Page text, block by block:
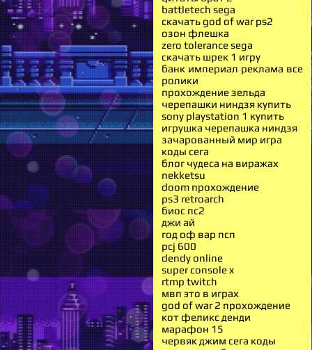
battletech sega
скачать god of war ps2
озон флешка
zero tolerance sega
скачать шрек 1 игру
банк империал реклама все
ролики
прохождение зельда
черепашки ниндзя купить
sony playstation 1 купить
игрушка черепашка ниндзя
зачарованный мир игра
коды сега
блог чудеса на виражах
nekketsu
doom прохождение
ps3 retroarch
биос пс2
джи ай
год оф вар псп
pcj 600
dendy online
super console x
rtmp twitch
мвп это в играх
god of war 2 прохождение
кот феликс денди
марафон 15
червяк джим сега коды